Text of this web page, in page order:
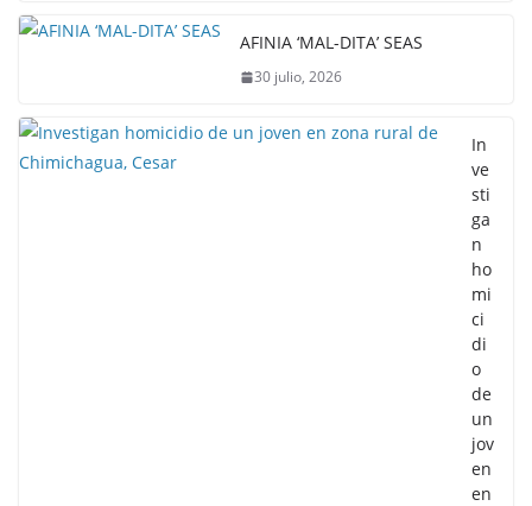
AFINIA ‘MAL-DITA’ SEAS
30 julio, 2026
In
ve
sti
ga
n
ho
mi
ci
di
o
de
un
jov
en
en